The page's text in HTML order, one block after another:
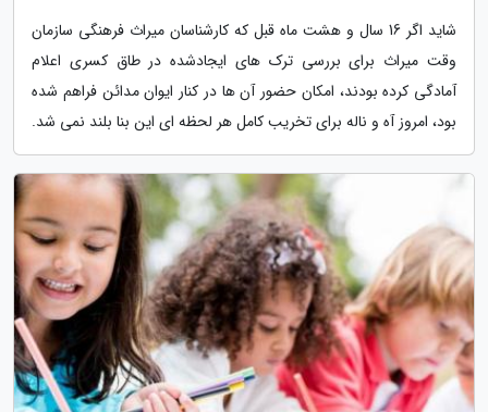
شاید اگر 16 سال و هشت ماه قبل که کارشناسان میراث فرهنگی سازمان
وقت میراث برای بررسی ترک های ایجادشده در طاق کسری اعلام
آمادگی کرده بودند، امکان حضور آن ها در کنار ایوان مدائن فراهم شده
بود، امروز آه و ناله برای تخریب کامل هر لحظه ای این بنا بلند نمی شد.